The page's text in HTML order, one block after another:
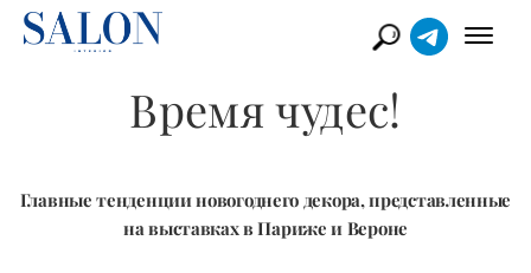
Время чудес!
Главные тенденции новогоднего декора, представленные
на выставках в Париже и Вероне